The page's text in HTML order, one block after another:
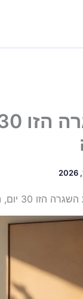
שלי נשמרה בצורה מדהימה